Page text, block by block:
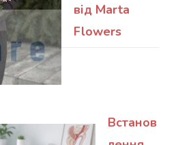
від Marta
Flowers
Встанов